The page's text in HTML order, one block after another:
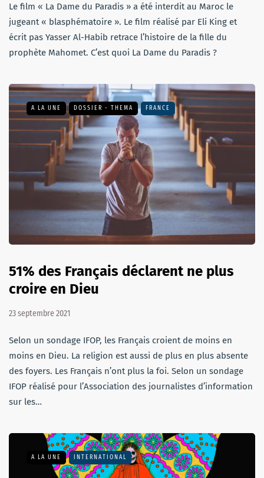
Le film « La Dame du Paradis » a été interdit au Maroc le
jugeant « blasphématoire ». Le film réalisé par Eli King et
écrit pas Yasser Al-Habib retrace l’histoire de la fille du
prophète Mahomet. C’est quoi La Dame du Paradis ?
A LA UNE DOSSIER - THEMA FRANCE
51% des Français déclarent ne plus
croire en Dieu
23 septembre 2021
Selon un sondage IFOP, les Français croient de moins en
moins en Dieu. La religion est aussi de plus en plus absente
des foyers. Les Français n’ont plus la foi. Selon un sondage
IFOP réalisé pour l’Association des journalistes d’information
sur les…
A LA UNE INTERNATIONAL